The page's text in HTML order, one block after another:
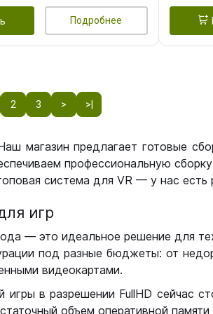
Подробнее
2 3 > >|
магазин предлагает готовые
профессиональную
система для VR — у нас
игр
— это идеальное решение для
под разные бюджеты: от
видеокартами.
в разрешении FullHD сейчас
объем оперативной